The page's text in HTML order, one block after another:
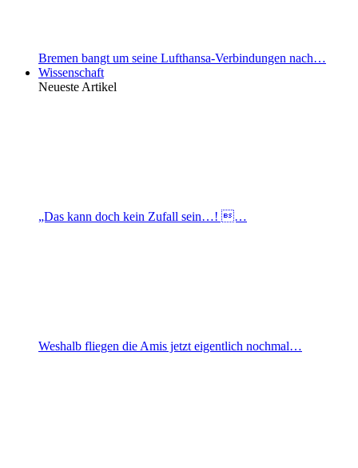
Bremen bangt um seine Lufthansa-Verbindungen nach…
Wissenschaft
Neueste Artikel
„Das kann doch kein Zufall sein…! …
Weshalb fliegen die Amis jetzt eigentlich nochmal…